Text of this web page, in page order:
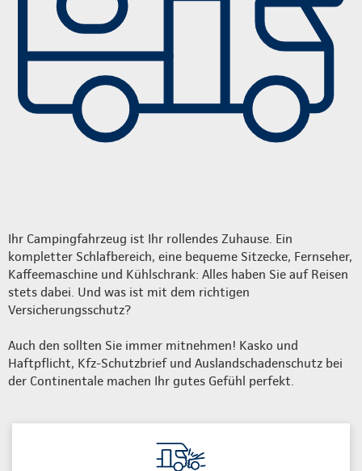
Ihr Campingfahrzeug ist Ihr rollendes Zuhause. Ein
kompletter Schlafbereich, eine bequeme Sitzecke, Fernseher,
Kaffeemaschine und Kühlschrank: Alles haben Sie auf Reisen
stets dabei. Und was ist mit dem richtigen
Versicherungsschutz?
Auch den sollten Sie immer mitnehmen! Kasko und
Haftpflicht, Kfz-Schutzbrief und Auslandschadenschutz bei
der Continentale machen Ihr gutes Gefühl perfekt.